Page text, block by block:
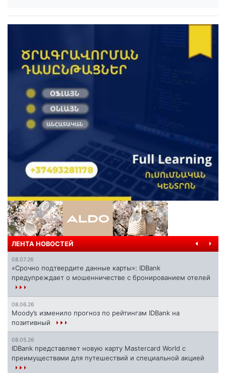
ЛЕНТА НОВОСТЕЙ
08.07.26
«Срочно подтвердите данные карты»: IDBank
предупреждает о мошенничестве с бронированием отелей
08.06.26
Moody’s изменило прогноз по рейтингам IDBank на
позитивный
08.05.26
IDBank представляет новую карту Mastercard World с
преимуществами для путешествий и специальной акцией